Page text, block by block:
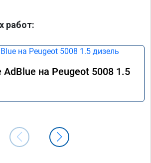
работ:
на Peugeot 5008 1.5